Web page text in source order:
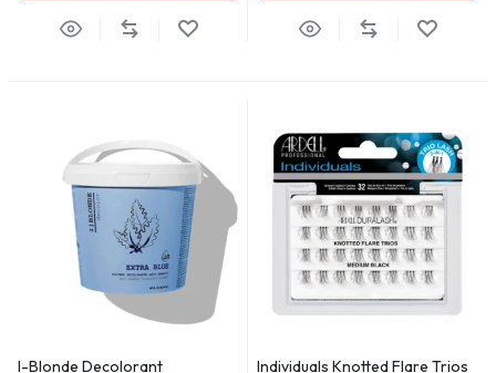
I-Blonde Decolorant
Individuals Knotted Flare Trios